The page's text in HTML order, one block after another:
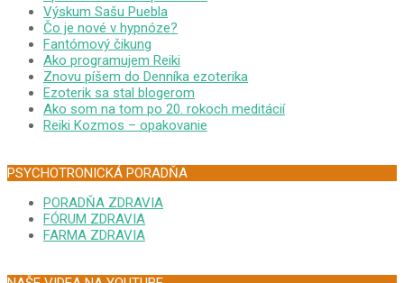
Výskum Sašu Puebla
Čo je nové v hypnóze?
Fantómový čikung
Ako programujem Reiki
Znovu píšem do Denníka ezoterika
Ezoterik sa stal blogerom
Ako som na tom po 20. rokoch meditácií
Reiki Kozmos – opakovanie
PSYCHOTRONICKÁ PORADŇA
PORADŇA ZDRAVIA
FÓRUM ZDRAVIA
FARMA ZDRAVIA